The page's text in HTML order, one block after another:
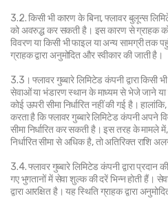
3.2. किसी भी कारण के बिना, फ्लावर बुलून्स
को अवरुद्ध कर सकती है। इस कारण से ग्राहक
विवरण या किसी भी फाइल या अन्य सामग्री तक
ग्राहक द्वारा अनुमोदित और स्वीकार की जाती है।
3.3। फ्लावर गुब्बारे लिमिटेड कंपनी द्वारा किसी
सेवाओं या भंडारण स्थान के माध्यम से भेजे जाने
कोई ऊपरी सीमा निर्धारित नहीं की गई है।
करता है कि फ्लावर गुब्बारे लिमिटेड कंपनी अपने
सीमा निर्धारित कर सकती है। इस तरह के मामले में,
निर्धारित सीमा से अधिक है, तो अतिरिक्त राशि
3.4. फ्लावर गुब्बारे लिमिटेड कंपनी द्वारा प्रदान
गए भुगतानों में सेवा शुल्क की दरें भिन्न होती हैं।
द्वारा आरक्षित है। यह स्थिति ग्राहक द्वारा